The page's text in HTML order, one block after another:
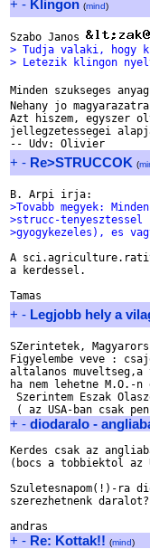
+ - Klingon (mind)
Szabo Janos
> Tudja valaki,
> Letezik klingon
Minden szukseges
Nehany jo
Azt hiszem, egyszer
jellegzetessegei
+ - Re>STRUCCOK (
>Tovabb megyek:
>strucc-
>gyogykezeles), es
A
a kerdessel.
+ - Legjobb hely a
SZerintetek,
Figyelembe veve :
altalanos muveltseg,a
ha nem lehetne M.O.-
Szerintem Eszak
+ - diodaralo -
Kerdes csak az
(bocs a tobbiektol az
Szuletesnapom(!)-ra
szerezhetnenk daralot?
+ - Re: Kottak!! (mind)